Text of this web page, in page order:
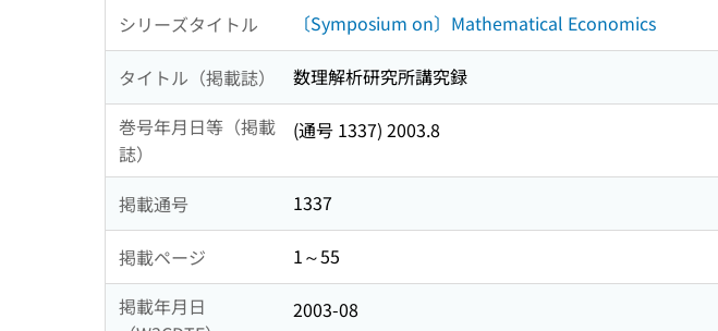
シリーズタイトル 〔Symposium on〕Mathematical Economics
タイトル（掲載誌）
数理解析研究所講究録
巻号年月日等（掲載
誌）
(通号 1337) 2003.8
掲載通号 1337
掲載ページ
1～55
掲載年月日
2003-08